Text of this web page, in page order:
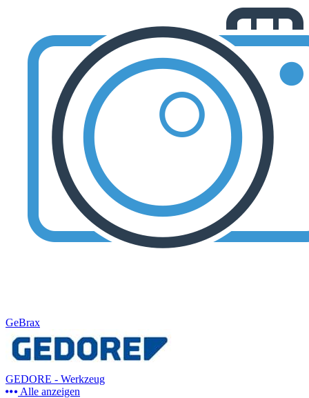
GeBrax
GEDORE - Werkzeug
Alle anzeigen